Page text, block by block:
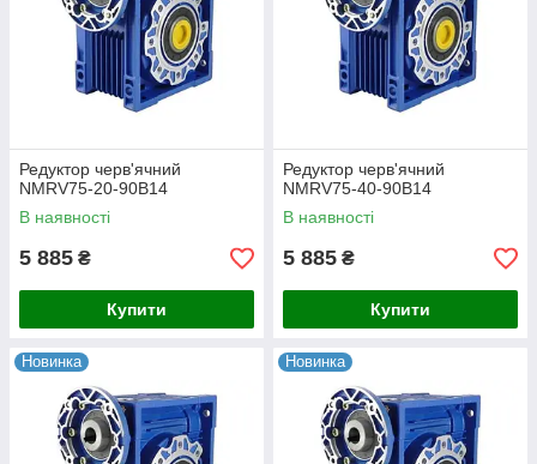
Редуктор черв'ячний
NMRV75-20-90B14
В наявності
5 885 ₴
Купити
Редуктор черв'ячний
NMRV75-40-90B14
В наявності
5 885 ₴
Купити
Новинка Новинка